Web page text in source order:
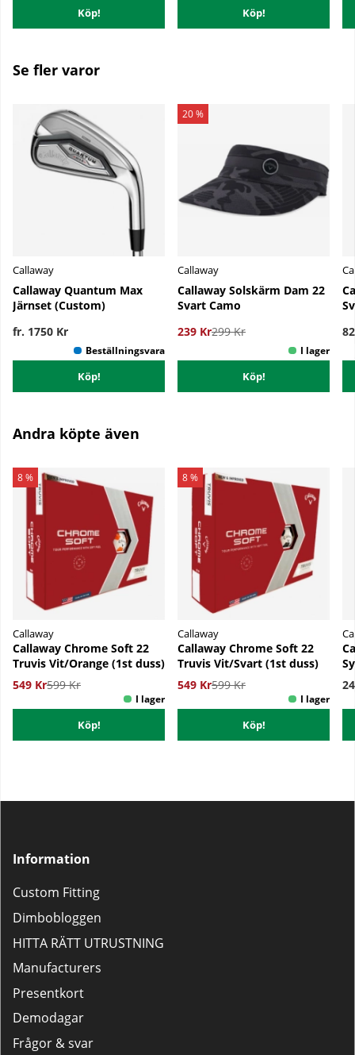
Köp! Köp!
Se fler varor
Callaway
Callaway Quantum Max
Järnset (Custom)
fr. 1750 Kr
Köp!
20 %
Callaway
Callaway Solskärm Dam 22
Svart Camo
239 Kr299 Kr
Köp!
Andra köpte även
8 %
Callaway
Callaway Chrome Soft 22
Truvis Vit/Orange (1st duss)
549 Kr599 Kr
Köp!
8 %
Callaway
Callaway Chrome Soft 22
Truvis Vit/Svart (1st duss)
549 Kr599 Kr
Köp!
Information
Custom Fitting
Dimbobloggen
HITTA RÄTT UTRUSTNING
Manufacturers
Presentkort
Demodagar
Frågor & svar